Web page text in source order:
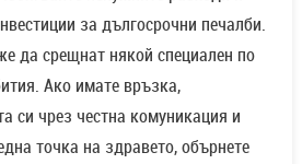
за дългосрочни печалби.
да срещнат някой специален по
Ако имате връзка,
си чрез честна комуникация и
точка на здравето, обърнете